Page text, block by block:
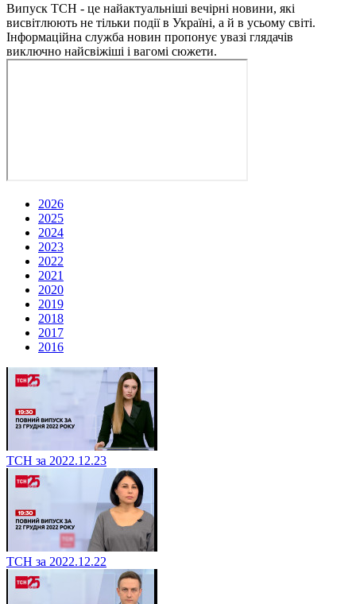
Випуск ТСН - це найактуальніші вечірні новини, які
висвітлюють не тільки події в Україні, а й в усьому світі.
Інформаційна служба новин пропонує увазі глядачів
виключно найсвіжіші і вагомі сюжети.
2026
2025
2024
2023
2022
2021
2020
2019
2018
2017
2016
ТСН за 2022.12.23
ТСН за 2022.12.22